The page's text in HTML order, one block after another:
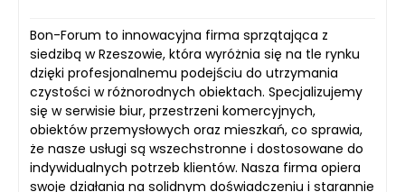
Bon-Forum to innowacyjna firma sprzątająca z
siedzibą w Rzeszowie, która wyróżnia się na tle rynku
dzięki profesjonalnemu podejściu do utrzymania
czystości w różnorodnych obiektach. Specjalizujemy
się w serwisie biur, przestrzeni komercyjnych,
obiektów przemysłowych oraz mieszkań, co sprawia,
że nasze usługi są wszechstronne i dostosowane do
indywidualnych potrzeb klientów. Nasza firma opiera
swoje działania na solidnym doświadczeniu i starannie